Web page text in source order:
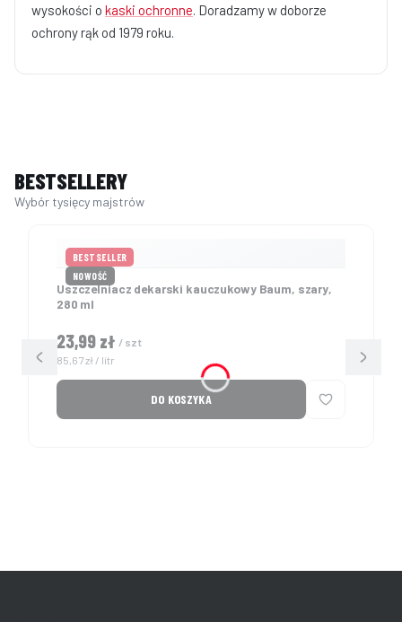
wysokości o kaski ochronne. Doradzamy w doborze
ochrony rąk od 1979 roku.
BESTSELLERY
BESTSELLER
NOWOŚĆ
Uszczelniacz dekarski kauczukowy Baum, szary,
280 ml
Cena
23,99 zł / szt
Cena jednostkowa
85,67 zł / litr
DO KOSZYKA